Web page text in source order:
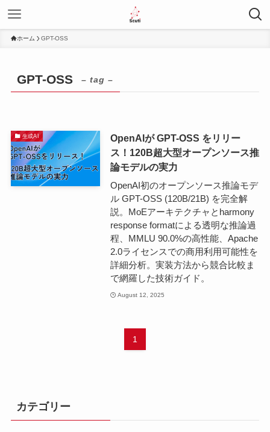
ホーム GPT-OSS
GPT-OSS – tag –
生成AI
OpenAIが GPT-OSS をリリー
ス！120B超大型オープンソース推
論モデルの実力
OpenAI初のオープンソース推論モデ
ル GPT-OSS (120B/21B) を完全解
説。MoEアーキテクチャとharmony
response formatによる透明な推論過
程、MMLU 90.0%の高性能、Apache
2.0ライセンスでの商用利用可能性を
詳細分析。実装方法から競合比較ま
で網羅した技術ガイド。
August 12, 2025
1
カテゴリー